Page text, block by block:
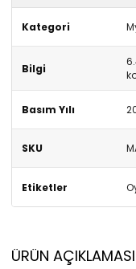
Kategori
Bilgi
Basım Yılı
SKU
Etiketler
ÜRÜN AÇIKLAMASI